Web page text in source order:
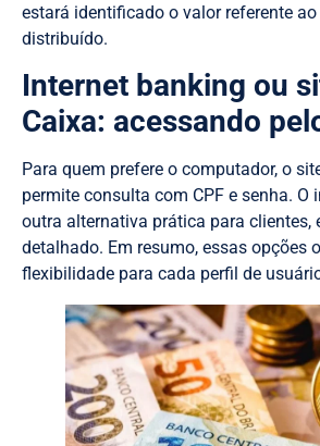
estará identificado o valor referente
distribuído.
Internet banking ou
Caixa: acessando
Para quem prefere o computador, o
permite consulta com CPF e senha. O
outra alternativa prática para clientes,
detalhado. Em resumo, essas opções
flexibilidade para cada perfil de